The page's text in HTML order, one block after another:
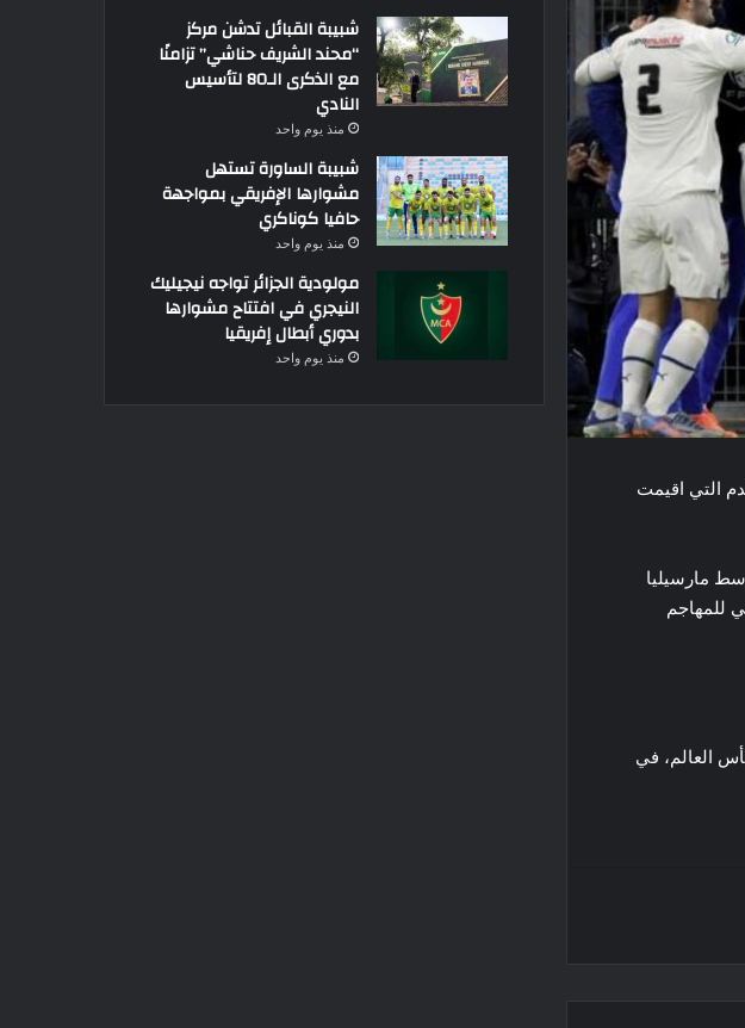
فرنسا​ لكرة القدم التي اقيمت
كما سدد لاعب وسط مارسيليا
بعد تسع دقائق وألغي للمهاجم
العالم، في
شبيبة القبائل تدشن مركز
“محند الشريف حناشي” تزامنًا
مع الذكرى الـ80 لتأسيس
النادي
منذ يوم واحد
شبيبة الساورة تستهل
مشوارها الإفريقي بمواجهة
حافيا كوناكري
منذ يوم واحد
مولودية الجزائر تواجه نيجيليك
النيجري في افتتاح مشوارها
بدوري أبطال إفريقيا
منذ يوم واحد